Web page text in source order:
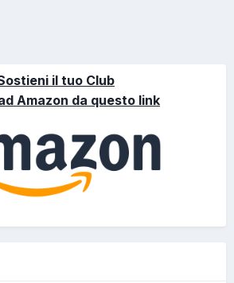
il tuo Club
Amazon da questo link